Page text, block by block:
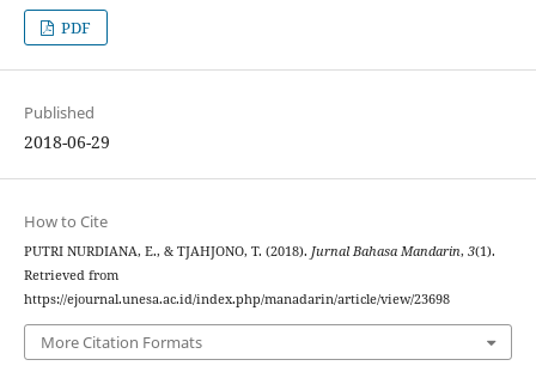
PDF
Published
2018-06-29
How to Cite
PUTRI NURDIANA, E., & TJAHJONO, T. (2018). Jurnal Bahasa Mandarin, 3(1).
Retrieved from
https://ejournal.unesa.ac.id/index.php/manadarin/article/view/23698
More Citation Formats